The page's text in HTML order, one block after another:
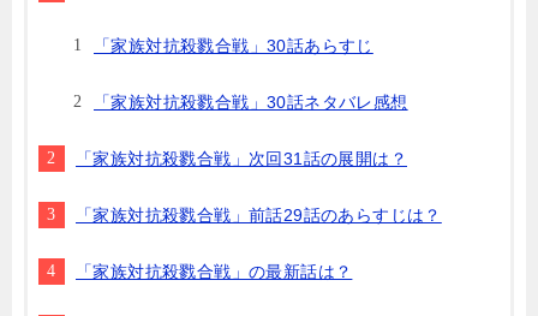
「家族対抗殺戮合戦」30話あらすじ
「家族対抗殺戮合戦」30話ネタバレ感想
「家族対抗殺戮合戦」次回31話の展開は？
「家族対抗殺戮合戦」前話29話のあらすじは？
「家族対抗殺戮合戦」の最新話は？